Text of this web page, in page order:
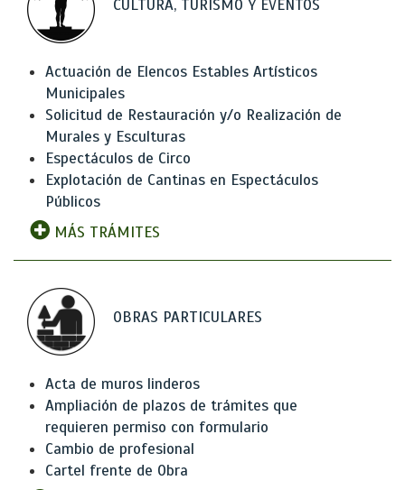
CULTURA, TURISMO Y EVENTOS
Actuación de Elencos Estables Artísticos
Municipales
Solicitud de Restauración y/o Realización de
Murales y Esculturas
Espectáculos de Circo
Explotación de Cantinas en Espectáculos
Públicos
MÁS TRÁMITES
OBRAS PARTICULARES
Acta de muros linderos
Ampliación de plazos de trámites que
requieren permiso con formulario
Cambio de profesional
Cartel frente de Obra